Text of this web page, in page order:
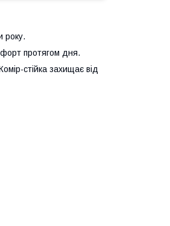
року.
протягом дня.
стійка захищає від